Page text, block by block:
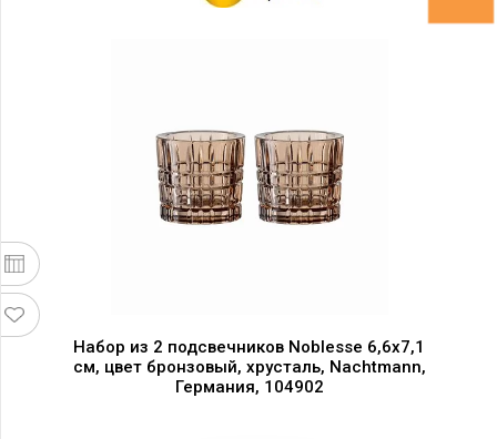
Набор из 2 подсвечников Noblesse 6,6х7,1
см, цвет бронзовый, хрусталь, Nachtmann,
Германия, 104902